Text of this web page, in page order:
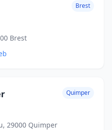
Brest
Brest
Quimper
29000 Quimper